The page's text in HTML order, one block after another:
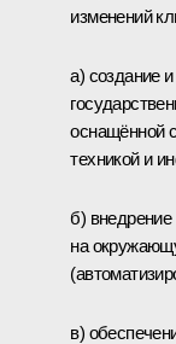
изменений
а) создание
оснащённой
техникой и
б) внедрение
на
в)